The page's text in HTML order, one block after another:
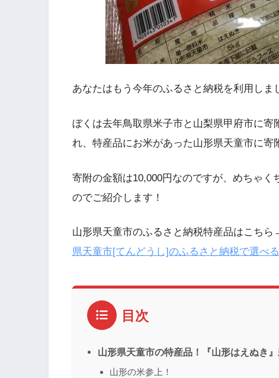
あなたはもう今年のふるさと納税を利用しま
ぼくは去年鳥取県米子市と山梨県甲府市に
れ、特産品にお米があった山形県天童市に寄
寄附の金額は10,000円なのですが、めちゃ
のでご紹介します！
山形県天童市のふるさと納税特産品はこちら
県天童市[てんどうし]のふるさと納税で選べ
目次
山形県天童市の特産品！『山形はえぬき
山形の米参上！